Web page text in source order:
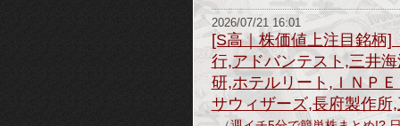
2026/07/21 16:01
[S高｜株価値上注目銘柄
行,アドバンテスト,三井
研,ホテルリート,ＩＮＰ
サウィザーズ,長府製作所